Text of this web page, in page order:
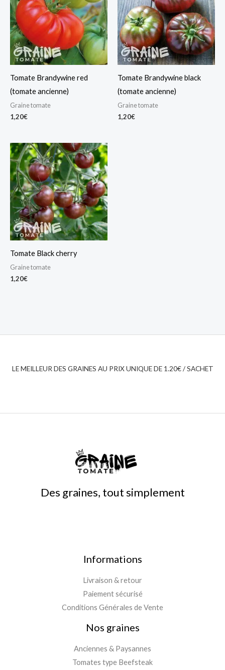
Tomate Brandywine red
(tomate ancienne)
Graine tomate
1,20€
Tomate Brandywine black
(tomate ancienne)
Graine tomate
1,20€
Tomate Black cherry
Graine tomate
1,20€
LE MEILLEUR DES GRAINES AU PRIX UNIQUE DE 1.20€ / SACHET
Des graines, tout simplement
Informations
Livraison & retour
Paiement sécurisé
Conditions Générales de Vente
Nos graines
Anciennes & Paysannes
Tomates type Beefsteak